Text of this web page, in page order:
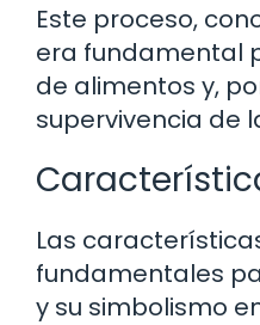
Este proceso,
era fundamental
de alimentos y,
supervivencia de
Las
fundamentales
y su simbolismo